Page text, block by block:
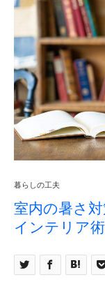
暮らしの工夫
室内の暑さ
インテリア術